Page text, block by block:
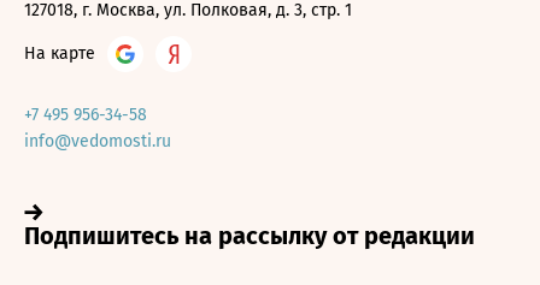
127018, г. Москва, ул. Полковая, д. 3, стр. 1
На карте
+7 495 956-34-58
info@vedomosti.ru